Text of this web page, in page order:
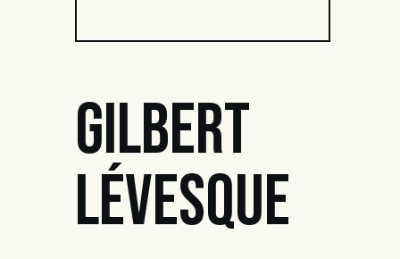
Gilbert
Lévesque